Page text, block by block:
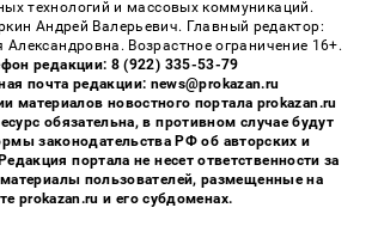
технологий и массовых коммуникаций.
Андрей Валерьевич. Главный редактор:
Возрастное ограничение 16+.
редакции: 8 (922) 335-53-79
почта редакции: news@prokazan.ru
материалов новостного портала prokazan.ru
обязательна, в противном случае будут
законодательства РФ об авторских и
портала не несет ответственности за
пользователей, размещенные на
prokazan.ru и его субдоменах.